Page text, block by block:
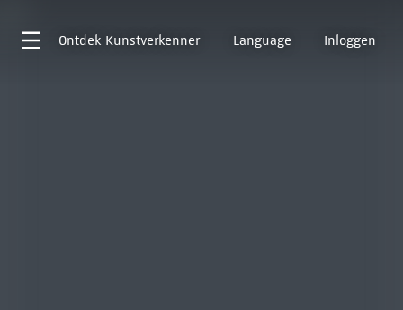
Ontdek Kunstverkenner Language Inloggen